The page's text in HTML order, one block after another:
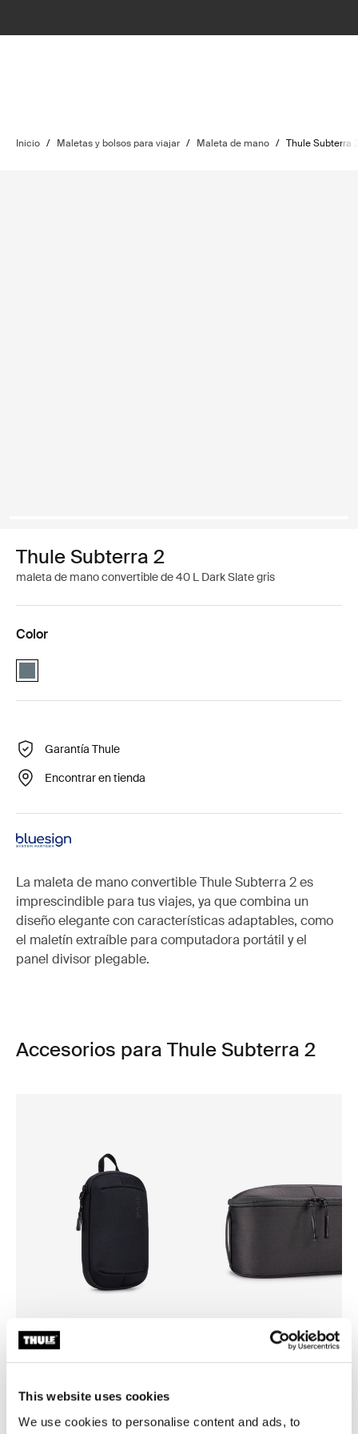
This website uses cookies
We use cookies to personalise content and ads, to
Inicio / Maletas y bolsos para viajar / Maleta de mano / Thule Subterra
Thule Subterra 2
maleta de mano convertible de 40 L Dark Slate gris
Color
Thule Subterra convertible carry-on Pizarra oscura (selected)
Garantía Thule
Encontrar en tienda
La maleta de mano convertible Thule Subterra 2 es
imprescindible para tus viajes, ya que combina un
diseño elegante con características adaptables, como
el maletín extraíble para computadora portátil y el
panel divisor plegable.
Accesorios para Thule Subterra 2
electrónicos pequeño negro